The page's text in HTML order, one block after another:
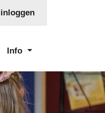
inloggen
Info